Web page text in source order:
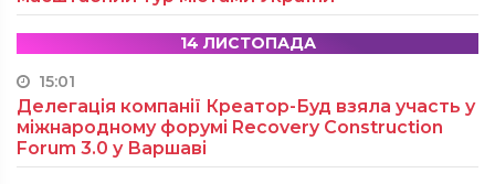
14 ЛИСТОПАДА
15:01
Делегація компанії Креатор-Буд взяла участь у
міжнародному форумі Recovery Construction
Forum 3.0 у Варшаві